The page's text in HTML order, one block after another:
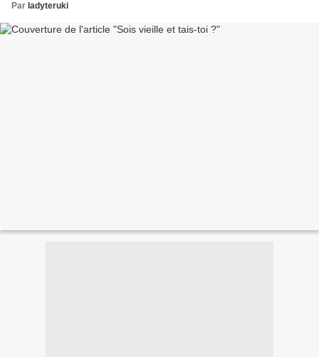
Par ladyteruki